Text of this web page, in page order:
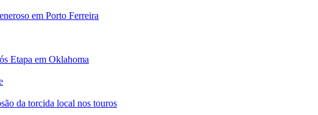
em Porto Ferreira
Etapa em Oklahoma
da torcida local nos touros